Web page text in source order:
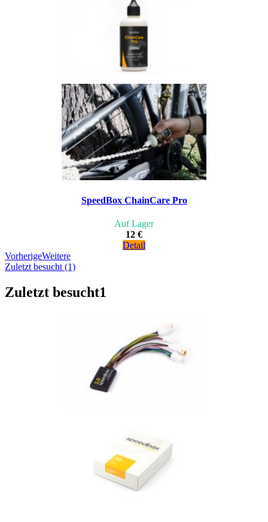
SpeedBox ChainCare Pro
Auf Lager
12 €
Detail
VorherigeWeitere
Zuletzt besucht (1)
Zuletzt besucht1